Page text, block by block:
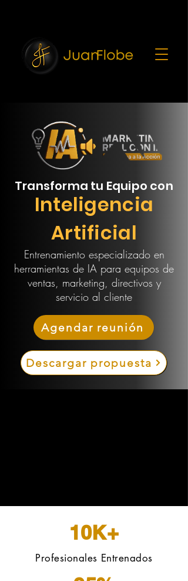
Transforma tu Equipo con
Inteligencia
Artificial
Entrenamiento especializado en
herramientas de IA para equipos de
ventas, marketing, directivos y
servicio al cliente
Agendar reunión
Descargar propuesta
10K+
Profesionales Entrenados